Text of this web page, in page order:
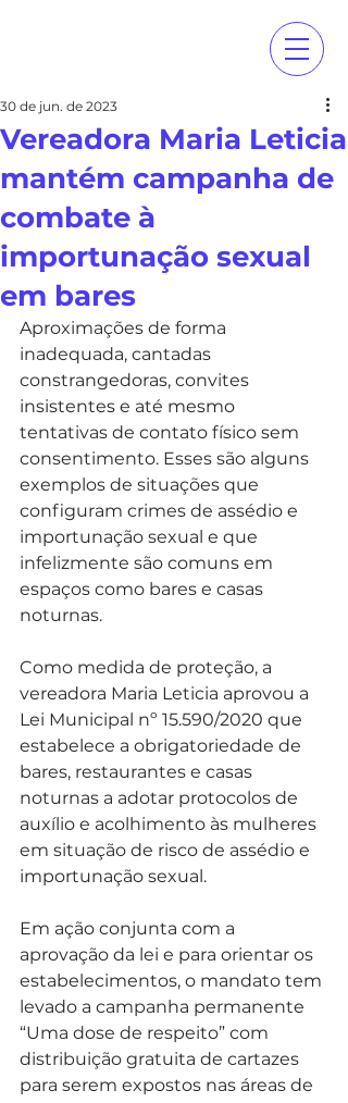
Vereadora Maria Leticia
mantém campanha de
combate à
importunação sexual
em bares
30 de jun. de 2023
Aproximações de forma
inadequada, cantadas
constrangedoras, convites
insistentes e até mesmo
tentativas de contato físico sem
consentimento. Esses são alguns
exemplos de situações que
configuram crimes de assédio e
importunação sexual e que
infelizmente são comuns em
espaços como bares e casas
noturnas.
Como medida de proteção, a
vereadora Maria Leticia aprovou a
Lei Municipal nº 15.590/2020 que
estabelece a obrigatoriedade de
bares, restaurantes e casas
noturnas a adotar protocolos de
auxílio e acolhimento às mulheres
em situação de risco de assédio e
importunação sexual.
Em ação conjunta com a
aprovação da lei e para orientar os
estabelecimentos, o mandato tem
levado a campanha permanente
“Uma dose de respeito” com
distribuição gratuita de cartazes
para serem expostos nas áreas de